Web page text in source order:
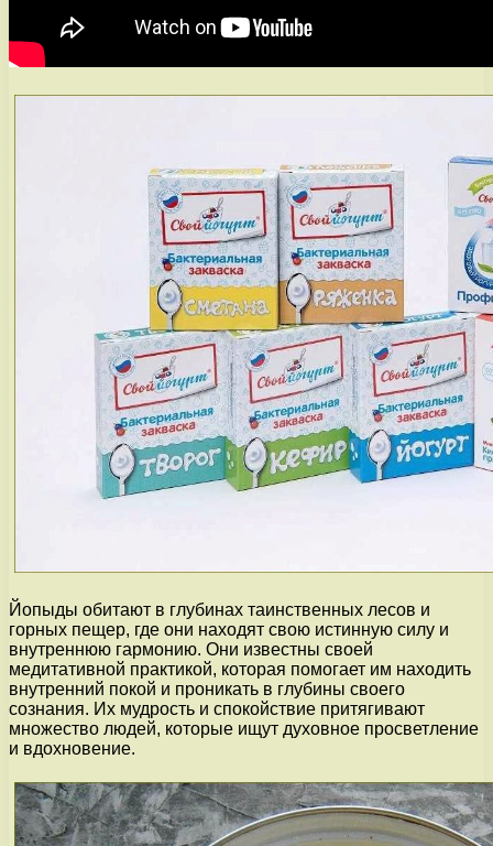
Йопыды обитают в глубинах таинственных лесов и
горных пещер, где они находят свою истинную силу и
внутреннюю гармонию. Они известны своей
медитативной практикой, которая помогает им находить
внутренний покой и проникать в глубины своего
сознания. Их мудрость и спокойствие притягивают
множество людей, которые ищут духовное просветление
и вдохновение.